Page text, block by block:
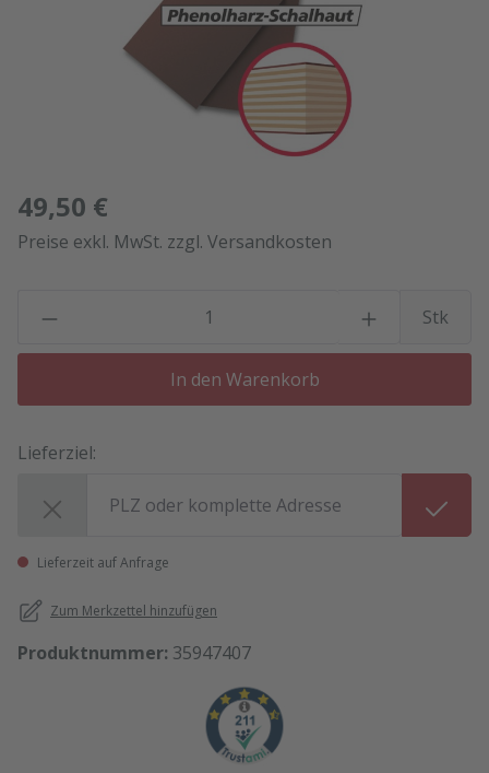
49,50 €
Preise exkl. MwSt. zzgl. Versandkosten
Stk
In den Warenkorb
Lieferziel:
Lieferzeit auf Anfrage
Zum Merkzettel hinzufügen
Produktnummer: 35947407